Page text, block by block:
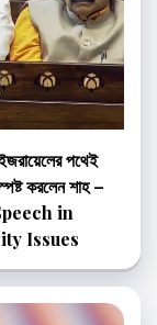
পথেই
করলেন শাহ –
in
Issues